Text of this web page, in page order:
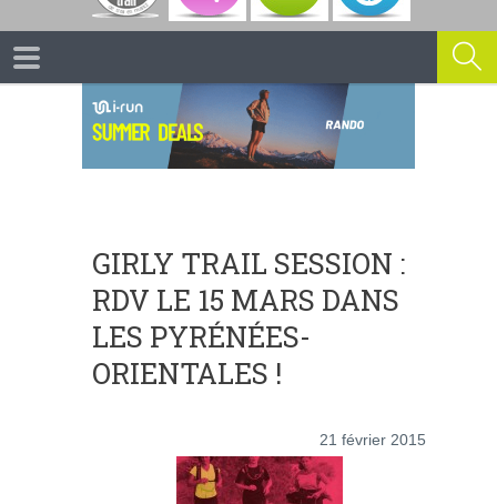
GIRLY TRAIL SESSION :
RDV LE 15 MARS DANS
LES PYRÉNÉES-
ORIENTALES !
21 février 2015